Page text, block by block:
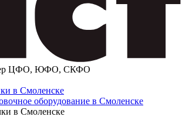
ЦФО, ЮФО, СКФО
в Смоленске
оборудование в Смоленске
в Смоленске